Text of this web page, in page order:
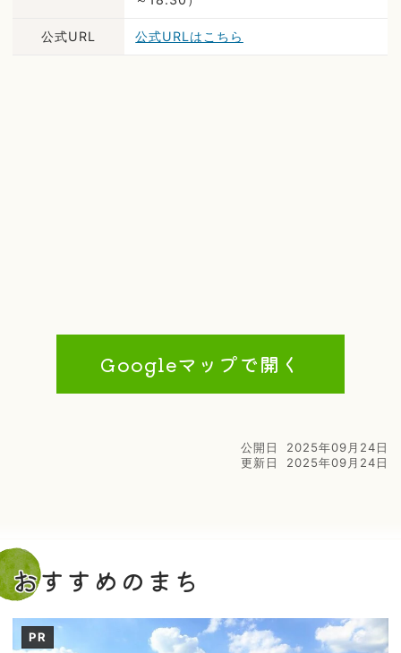
公式URL 公式URLはこちら
Googleマップで開く
公開日
2025年09月24日
更新日
2025年09月24日
おすすめのまち
PR